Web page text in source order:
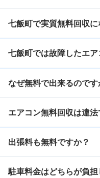
七飯町で実質無料回収
七飯町では故障したエ
なぜ無料で出来るのです
エアコン無料回収は違
出張料も無料ですか？
駐車料金はどちらが負担